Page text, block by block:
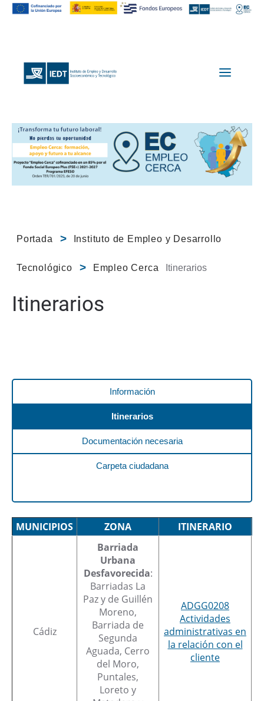
Portada Instituto de Empleo y Desarrollo
Tecnológico Empleo Cerca Itinerarios
Itinerarios
Información
Itinerarios
Documentación necesaria
Carpeta ciudadana
MUNICIPIOS ZONA ITINERARIO
Cádiz
Barriada
Urbana
Desfavorecida:
Barriadas La
Paz y de Guillén
Moreno,
Barriada de
Segunda
Aguada, Cerro
del Moro,
Puntales,
Loreto y
ADGG0208
Actividades
administrativas en
la relación con el
cliente